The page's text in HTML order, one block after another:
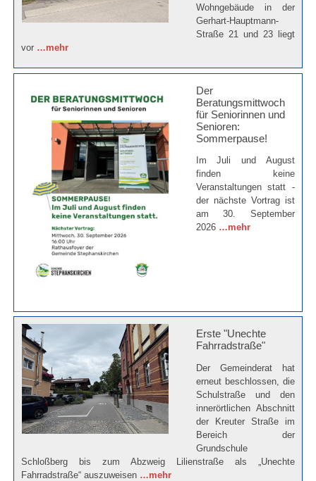
Wohngebäude in der
Gerhart-Hauptmann-
Straße 21 und 23 liegt
vor …mehr
Der
Beratungsmittwoch
für Seniorinnen und
Senioren:
Sommerpause!
Im Juli und August
finden keine
Veranstaltungen statt -
der nächste Vortrag ist
am 30. September
2026 …mehr
Erste "Unechte
Fahrradstraße"
Der Gemeinderat hat
erneut beschlossen, die
Schulstraße und den
innerörtlichen Abschnitt
der Kreuter Straße im
Bereich der
Grundschule
Schloßberg bis zum Abzweig Lilienstraße als „Unechte
Fahrradstraße“ auszuweisen …mehr